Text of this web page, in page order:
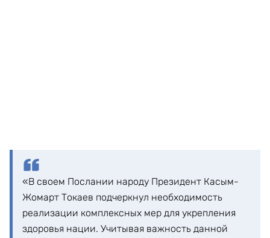
«В своем Послании народу Президент Касым-
Жомарт Токаев подчеркнул необходимость
реализации комплексных мер для укрепления
здоровья нации. Учитывая важность данной